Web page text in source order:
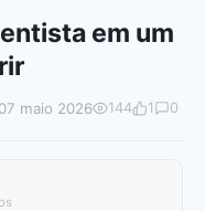
em um
maio 2026 144 1 0